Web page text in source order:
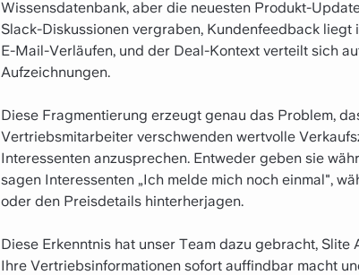
Wissensdatenbank, aber die neuesten Produkt-
Slack-Diskussionen vergraben, Kundenfeedback
E-Mail-Verläufen, und der Deal-Kontext verteilt sich
Aufzeichnungen.
Diese Fragmentierung erzeugt genau das Problem,
Vertriebsmitarbeiter verschwenden wertvolle
Interessenten anzusprechen. Entweder geben sie
sagen Interessenten „Ich melde mich noch einmal",
oder den Preisdetails hinterherjagen.
Diese Erkenntnis hat unser Team dazu gebracht,
Ihre Vertriebsinformationen sofort auffindbar macht